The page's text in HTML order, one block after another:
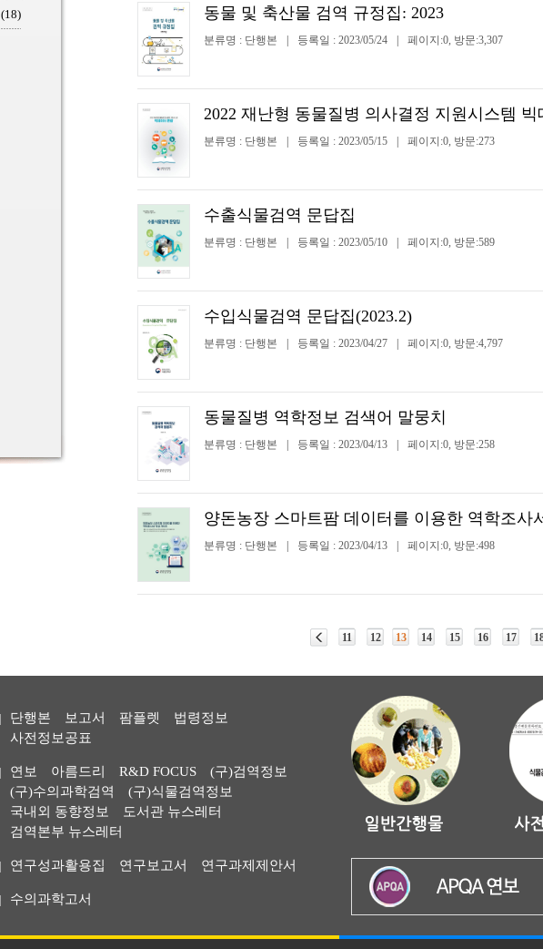
(18) 동물 및 축산물 검역 규정집: 2023
분류명 : 단행본 등록일 : 2023/05/24 페이지:0, 방문:3,307
2022 재난형 동물질병 의사결정 지원시스템 빅
분류명 : 단행본 등록일 : 2023/05/15 페이지:0, 방문:273
수출식물검역 문답집
분류명 : 단행본 등록일 : 2023/05/10 페이지:0, 방문:589
수입식물검역 문답집(2023.2)
분류명 : 단행본 등록일 : 2023/04/27 페이지:0, 방문:4,797
동물질병 역학정보 검색어 말뭉치
분류명 : 단행본 등록일 : 2023/04/13 페이지:0, 방문:258
양돈농장 스마트팜 데이터를 이용한 역학조사
분류명 : 단행본 등록일 : 2023/04/13 페이지:0, 방문:498
11 12 13 14 15 16 17
단행본 보고서 팜플렛
법령정보
사전정보공표
연보 아름드리 R&D FOCUS
(구)검역정보
(구)수의과학검역
(구)식물검역정보
국내외 동향정보
도서관 뉴스레터
검역본부 뉴스레터
연구성과활용집 연구보고서 연구과제제안서
수의과학고서